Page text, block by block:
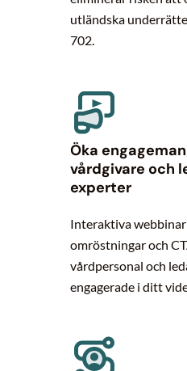
utländska
702.
Öka
vårdgivare och
experter
Interaktiva
omröstningar och
vårdpersonal och
engagerade i ditt